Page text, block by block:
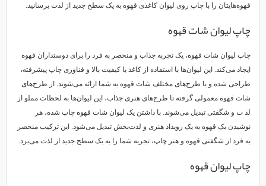
قهوه‌هایتان را با چاپ روی لیوان کاغذی قهوه به یک سطح جدید از لذت برسانید.
چاپ لیوان شات قهوه
چاپ لیوان شات قهوه، یک تجربه جذاب و منحصر به فرد را برای دوستداران قهوه
ایجاد می‌کند. این لیوان‌ها با استفاده از کاغذ با کیفیت بالا و فناوری چاپ پیشرفته،
طراحی شده و با طرح‌های مختلف شات قهوه به شما ارائه می‌شوند. از طرح‌های
شات قهوه معمولی گرفته تا طرح‌های هنری جذاب، این لیوان‌ها به لحظات مملو از
لذ ت و شگفتی تبدیل می‌شوند. با داشتن یک لیوان شات قهوه چاپ شده، هر
نوشیدن یک قهوه به یک رویداد هنری و لذت‌بخش تبدیل می‌شود. این ترکیب منحصر
به فرد از شگفتی قهوه و هنر چاپ، تجربه شما را به یک سطح جدید از لذت می‌برد.
چاپ لیوان قهوه